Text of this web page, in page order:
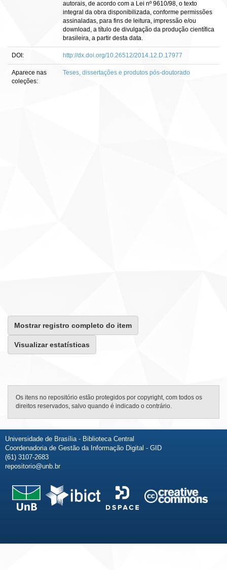
autorais, de acordo com a Lei nº 9610/98, o texto
integral da obra disponibilizada, conforme permissões
assinaladas, para fins de leitura, impressão e/ou
download, a título de divulgação da produção científica
brasileira, a partir desta data.
DOI: http://dx.doi.org/10.26512/2014.12.D.17977
Aparece nas
coleções:
Teses, dissertações e produtos pós-doutorado
Mostrar registro completo do item
Visualizar estatísticas
Os itens no repositório estão protegidos por copyright, com todos os
direitos reservados, salvo quando é indicado o contrário.
Universidade de Brasília - Biblioteca Central
Coordenadoria de Gestão da Informação Digital - GID
(61) 3107-2683
repositorio@unb.br